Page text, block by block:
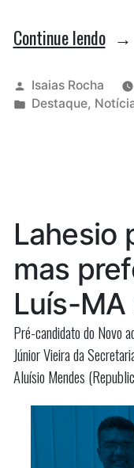
Continue lendo“Vídeo
fake
na
Publicado
por
Isaias Rocha
Publicado
Destaque,
Lahesio
mas
Luís-MA
Pré-candidato do Novo
Júnior Vieira da
Aluísio Mendes